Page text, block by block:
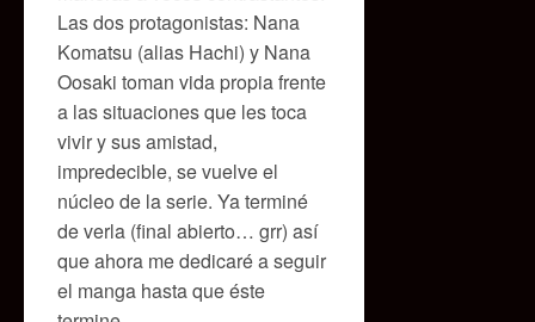
Las dos protagonistas: Nana
Komatsu (alias Hachi) y Nana
Oosaki toman vida propia frente
a las situaciones que les toca
vivir y sus amistad,
impredecible, se vuelve el
núcleo de la serie. Ya terminé
de verla (final abierto… grr) así
que ahora me dedicaré a seguir
el manga hasta que éste